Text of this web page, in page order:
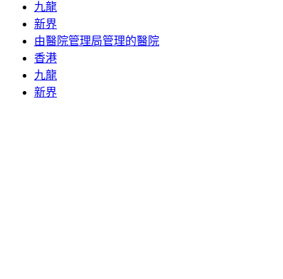
九龍
新界
由醫院管理局管理的醫院
香港
九龍
新界